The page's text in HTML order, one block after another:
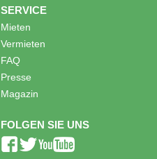
SERVICE
Mieten
Vermieten
FAQ
Presse
Magazin
FOLGEN SIE UNS